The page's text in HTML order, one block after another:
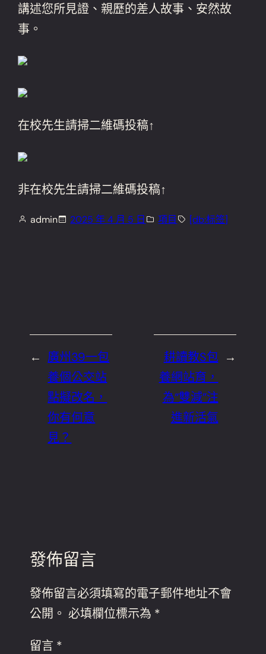
講述您所見證、親歷的差人故事、安然故
事。
在校先生請掃二維碼投稿↑
非在校先生請掃二維碼投稿↑
admin 2025 年 4 月 5 日 項目 [db:标签]
← 廣州39一包
養個公交站
點擬改名，
你有何意
見？
→
耕讀教S包
養網站育，
為“雙減”注
進新活氣
發佈留言
發佈留言必須填寫的電子郵件地址不會
公開。 必填欄位標示為 *
留言 *